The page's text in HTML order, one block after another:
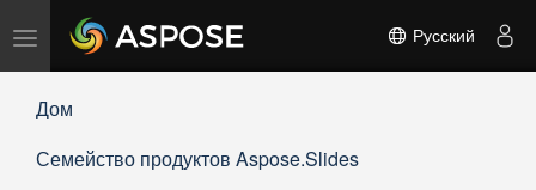
Переключить
навигацию
Русский
Дом
Семейство продуктов Aspose.Slides